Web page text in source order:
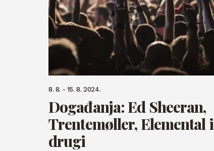
8. 8. - 15. 8. 2024.
Događanja: Ed Sheeran,
Trentemøller, Elemental i
drugi